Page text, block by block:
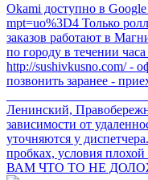
Okami доступно в
mpt=uo%3D4 Только
заказов работают в
по городу в течении
http://sushivkusno.com/ -
позвонить заранее -
Ленинский,
зависимости от
уточняются у
пробках, условия
ВАМ ЧТО ТО НЕ